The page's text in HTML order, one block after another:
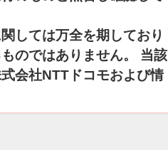
しては万全を期しており
のではありません。 当該
会社NTTドコモおよび情